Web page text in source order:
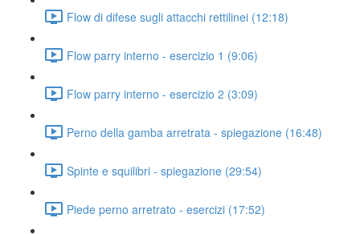
Flow di difese sugli attacchi rettilinei (12:18)
Flow parry interno - esercizio 1 (9:06)
Flow parry interno - esercizio 2 (3:09)
Perno della gamba arretrata - spiegazione (16:48)
Spinte e squilibri - spiegazione (29:54)
Piede perno arretrato - esercizi (17:52)